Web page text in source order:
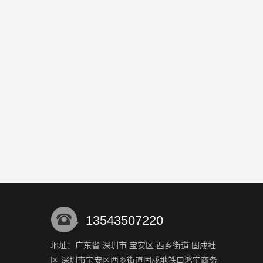
13543507220
地址：广东省 深圳市 宝安区 西乡街道 固戍社
区 深圳市宝安区西乡街道固戍地铁口鸿宇商务